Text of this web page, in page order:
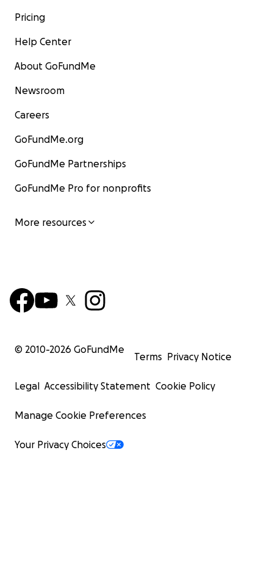
Pricing
Help Center
About GoFundMe
Newsroom
Careers
GoFundMe.org
GoFundMe Partnerships
GoFundMe Pro for nonprofits
More resources
© 2010-2026 GoFundMe
Terms Privacy Notice
Legal Accessibility Statement Cookie Policy
Manage Cookie Preferences
Your Privacy Choices